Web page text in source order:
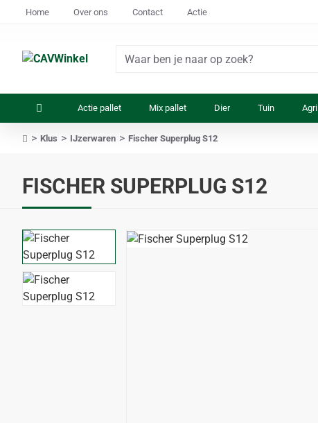
Home Over ons Contact Actie
Waar
Actie pallet Mix pallet Dier Tuin Agri
FISCHER SUPERPLUG S12
Klus IJzerwaren Fischer Superplug S12